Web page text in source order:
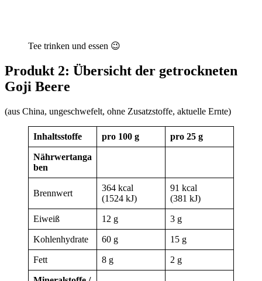
Tee trinken und essen 😉
Produkt 2: Übersicht der getrockneten
Goji Beere
(aus China, ungeschwefelt, ohne Zusatzstoffe, aktuelle Ernte)
Inhaltsstoffe pro 100 g pro 25 g
Nährwertanga
ben
Brennwert
364 kcal
(1524 kJ)
91 kcal
(381 kJ)
Eiweiß 12 g 3 g
Kohlenhydrate 60 g 15 g
Fett 8 g 2 g